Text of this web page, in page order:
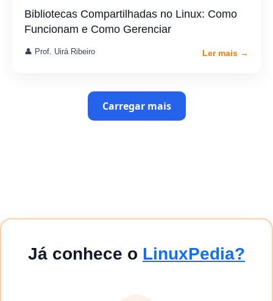
Bibliotecas Compartilhadas no Linux: Como
Funcionam e Como Gerenciar
👤 Prof. Uirá Ribeiro Ler mais →
Carregar mais
Já conhece o LinuxPedia?